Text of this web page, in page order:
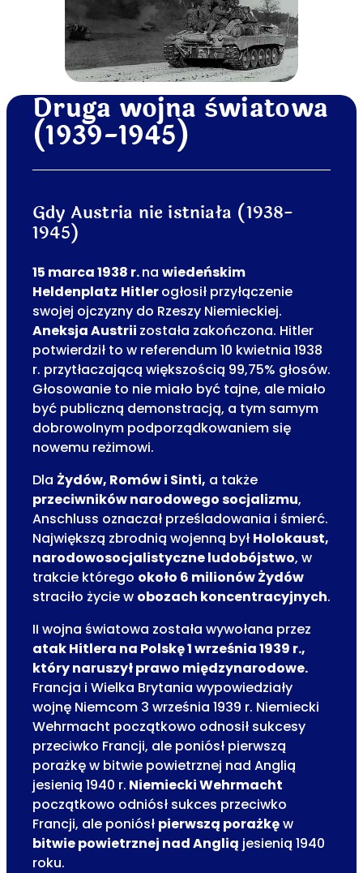
Druga wojna światowa
(1939-1945)
Gdy Austria nie istniała (1938-
1945)
15 marca 1938 r.na wiedeńskim
Heldenplatz Hitlerogłosił przyłączenie
swojej ojczyzny do Rzeszy Niemieckiej.
Aneksja Austrii została zakończona. Hitler
potwierdził to w referendum 10 kwietnia 1938
r. przytłaczającą większością 99,75% głosów.
Głosowanie to nie miało być tajne, ale miało
być publiczną demonstracją, a tym samym
dobrowolnym podporządkowaniem się
nowemu reżimowi.
Dla Żydów, Romów i Sinti, a także
przeciwników narodowego socjalizmu,
Anschluss oznaczał prześladowania i śmierć.
Największą zbrodnią wojenną był Holokaust,
narodowosocjalistyczne ludobójstwo, w
trakcie którego około 6 milionów Żydów
straciło życie w obozach koncentracyjnych.
II wojna światowa została wywołana przez
atak Hitlera na Polskę 1 września 1939 r.,
który naruszył prawo międzynarodowe.
Francja i Wielka Brytania wypowiedziały
wojnę Niemcom 3 września 1939 r. Niemiecki
Wehrmacht początkowo odnosił sukcesy
przeciwko Francji, ale poniósł pierwszą
porażkę w bitwie powietrznej nad Anglią
jesienią 1940 r. Niemiecki Wehrmacht
początkowo odniósł sukces przeciwko
Francji, ale poniósł pierwszą porażkęw
bitwie powietrznej nad Anglią jesienią 1940
roku.